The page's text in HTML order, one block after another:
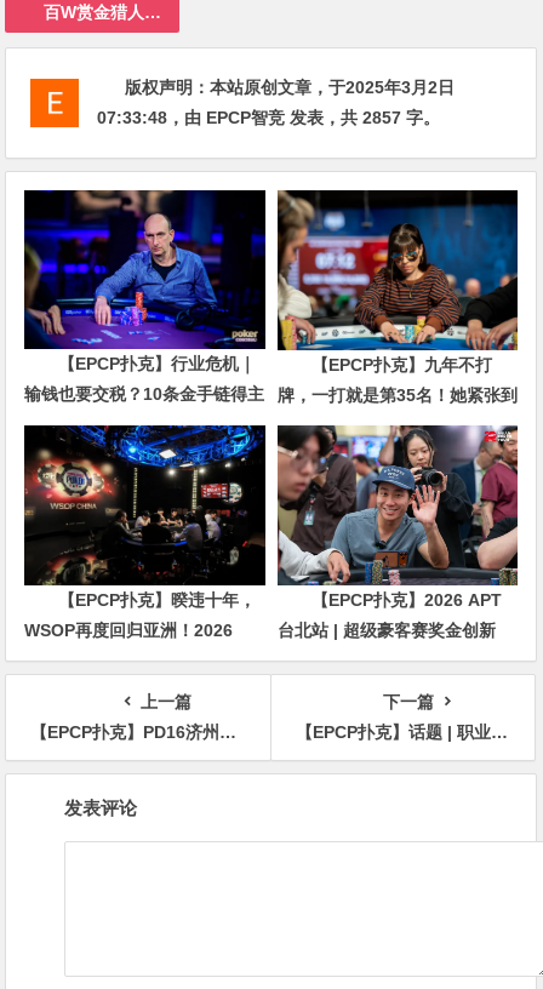
百W赏金猎人大奖赛
版权声明：本站原创文章，于2025年3月2日
07:33:48 ，由 EPCP智竞 发表，共 2857 字。
【EPCP扑克】行业危机｜
输钱也要交税？10条金手链得主
直言“扛不住”，主动砍掉四分之
三比赛
【EPCP扑克】九年不打
牌，一打就是第35名！她紧张到
脚悬空，但全世界以为她很淡定
【EPCP扑克】暌违十年，
WSOP再度回归亚洲！2026
APL济州站6月19-28日盛大登
【EPCP扑克】2026 APT
台北站 | 超级豪客赛奖金创新
高，美国选手Ethan
“Rampage” Yau领跑全场！
上一篇
【EPCP扑克】PD16济州站 | 完美落幕！Christopher Park夺得$20,000超级明星挑战赛冠军，丁彪季军
下一篇
【EPCP扑克】话题 | 职业选手Ebony Kenney在新的作弊指控后发表声明
发表评论